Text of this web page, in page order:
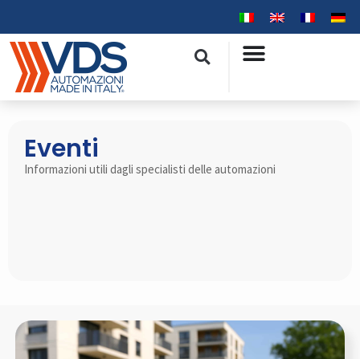
Eventi
Informazioni utili dagli specialisti delle automazioni